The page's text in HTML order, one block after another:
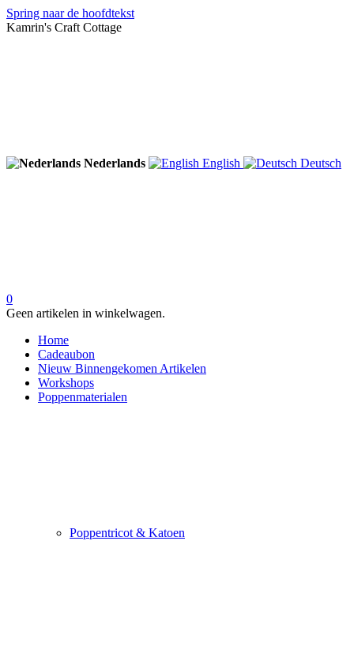
Spring naar de hoofdtekst
Kamrin's Craft Cottage
Nederlands English Deutsch
0
Geen artikelen in winkelwagen.
Home
Cadeaubon
Nieuw Binnengekomen Artikelen
Workshops
Poppenmaterialen
Poppentricot & Katoen